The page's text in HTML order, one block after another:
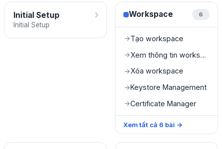
Initial Setup
Initial Setup
› Workspace 6
→Tạo workspace
→ Xem thông tin workspace
→Xóa workspace
→Keystore Management
→Certificate Manager
Xem tất cả 6 bài →